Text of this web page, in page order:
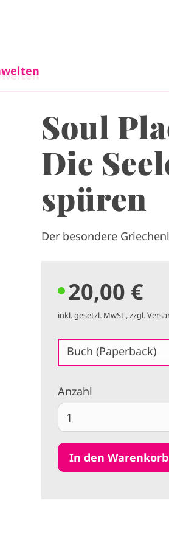
Soul
Die
spüren
Der besondere
20,00 €
inkl. gesetzl. MwSt., zzgl.
Buch (Paperback)
Anzahl